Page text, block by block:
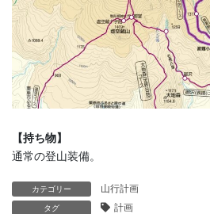
【持ち物】
通常の登山装備。
カテゴリー 山行計画
タグ 計画